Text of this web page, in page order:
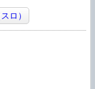
ロ）